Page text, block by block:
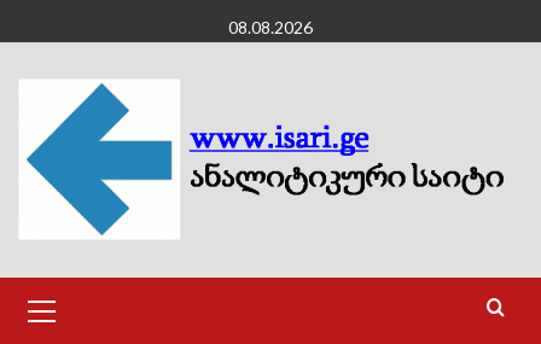
to
content
08.08.2026
Menu